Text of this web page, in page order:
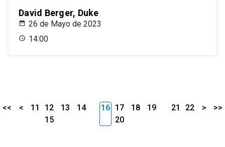
David Berger, Duke
26 de Mayo de 2023
14:00
<< < 11 12 13
14
15
16 17 18
19
20
21 22 > >>